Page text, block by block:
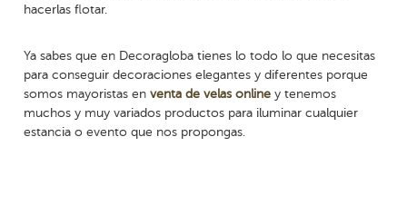
hacerlas flotar.
Ya sabes que en Decoragloba tienes lo todo lo que necesitas
para conseguir decoraciones elegantes y diferentes porque
somos mayoristas enventa de velas online y tenemos
muchos y muy variados productos para iluminar cualquier
estancia o evento que nos propongas.